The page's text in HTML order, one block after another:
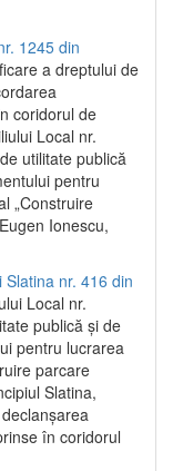
1245 din
a dreptului de
coridorul de
Local nr.
utilitate publică
pentru
„Construire
Ionescu,
nr. 416 din
Local nr.
publică și de
pentru lucrarea
parcare
Slatina,
în coridorul